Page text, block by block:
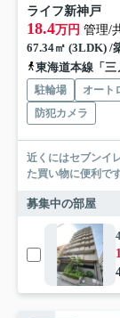
ライフ新神戸
18.4万円 管理/
67.34㎡ (3LDK) /
東海道本線「三
駐輪場 オート
防犯カメラ
近くにはセブンイ
た買い物に便利で
募集中の部屋